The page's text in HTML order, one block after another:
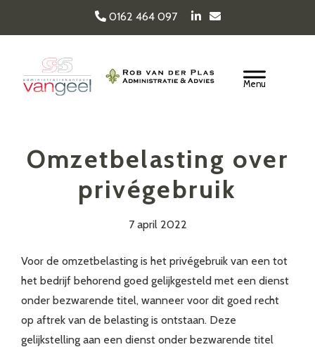
hoofd
inhoud
0162 464 097
Van Geel & van der
Header
Omzetbelasting over
privégebruik
7 april 2022
Voor de omzetbelasting is het privégebruik van een tot
het bedrijf behorend goed gelijkgesteld met een dienst
onder bezwarende titel, wanneer voor dit goed recht
op aftrek van de belasting is ontstaan. Deze
gelijkstelling aan een dienst onder bezwarende titel